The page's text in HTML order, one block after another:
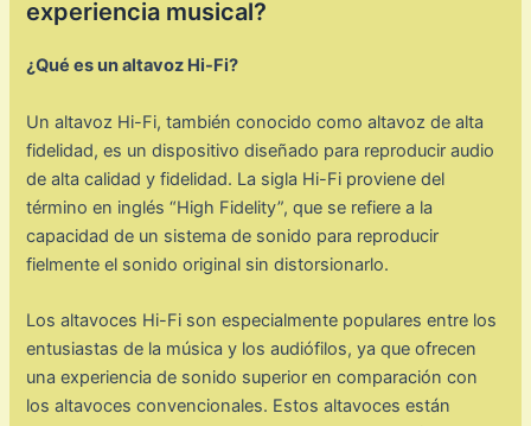
experiencia musical?
¿Qué es un altavoz Hi-Fi?
Un altavoz Hi-Fi, también conocido como altavoz de alta
fidelidad, es un dispositivo diseñado para reproducir audio
de alta calidad y fidelidad. La sigla Hi-Fi proviene del
término en inglés “High Fidelity”, que se refiere a la
capacidad de un sistema de sonido para reproducir
fielmente el sonido original sin distorsionarlo.
Los altavoces Hi-Fi son especialmente populares entre los
entusiastas de la música y los audiófilos, ya que ofrecen
una experiencia de sonido superior en comparación con
los altavoces convencionales. Estos altavoces están